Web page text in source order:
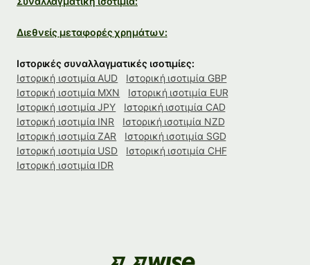
Διεθνείς μεταφορές χρημάτων:
Ιστορικές συναλλαγματικές ισοτιμίες:
Ιστορική ισοτιμία AUD
Ιστορική ισοτιμία GBP
Ιστορική ισοτιμία MXN
Ιστορική ισοτιμία EUR
Ιστορική ισοτιμία JPY
Ιστορική ισοτιμία CAD
Ιστορική ισοτιμία INR
Ιστορική ισοτιμία NZD
Ιστορική ισοτιμία ZAR
Ιστορική ισοτιμία SGD
Ιστορική ισοτιμία USD
Ιστορική ισοτιμία CHF
Ιστορική ισοτιμία IDR